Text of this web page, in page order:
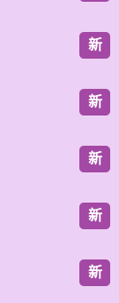
新
新
新
新
新